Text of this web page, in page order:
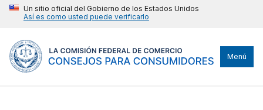
Un sitio oficial del Gobierno de los Estados Unidos
Así es como usted puede verificarlo
Menú